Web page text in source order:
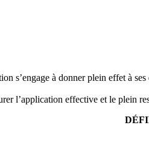
s’engage à donner plein effet à
l’application effective et le plein